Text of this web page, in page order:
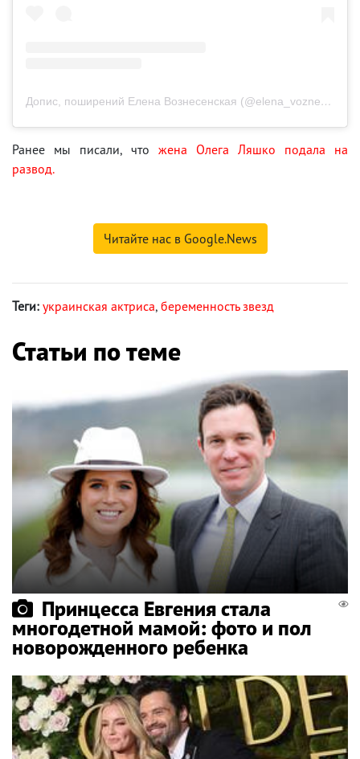
Допис, поширений Елена Вознесенская (@elena_voznesenskaya)
Ранее мы писали, что жена Олега Ляшко подала на
развод.
Читайте нас в Google.News
Теги: украинская актриса, беременность звезд
Статьи по теме
Принцесса Евгения стала
многодетной мамой: фото и пол
новорожденного ребенка